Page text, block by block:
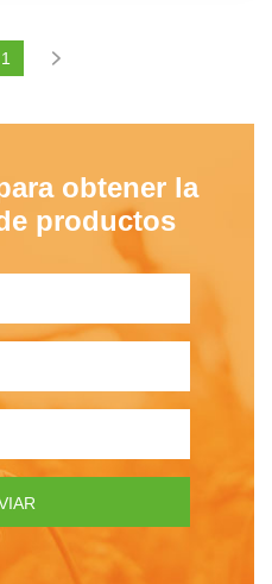
1
obtener la
productos